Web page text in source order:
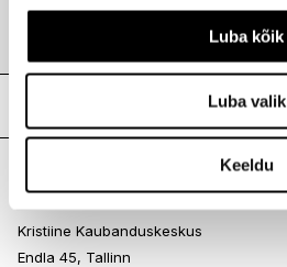
Luba kõik
Luba valik
Keeldu
Kristiine Kaubanduskeskus
Endla 45, Tallinn